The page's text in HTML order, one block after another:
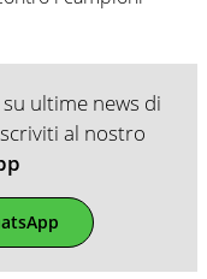
ultime news di
al nostro